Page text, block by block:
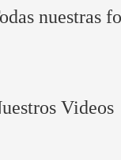
nuestras
Videos